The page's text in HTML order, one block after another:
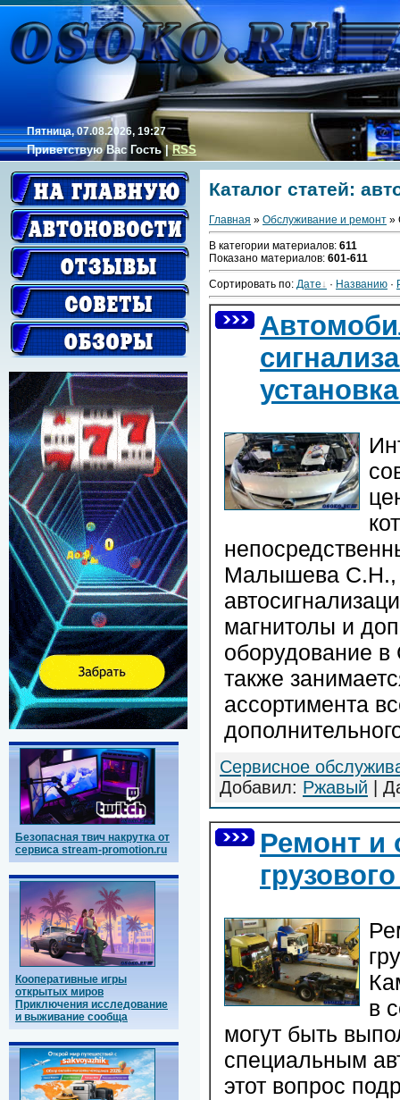
Пятница, 07.08.2026, 19:27
Приветствую Вас Гость|RSS
Безопасная твич накрутка от
сервиса stream-promotion.ru
Кооперативные игры
открытых миров
Приключения исследование
и выживание сообща
Каталог статей:
Главная » Обслуживание и ремонт »
В категории материалов: 611
Показано материалов: 601-611
Сортировать по: Дате · Названию ·
Малышева С.Н.,
магнитолы и
оборудование в
также
ассортимента
Сервисное
Добавил: Ржавый |
Ремонт и
в
могут быть
специальным
этот вопрос